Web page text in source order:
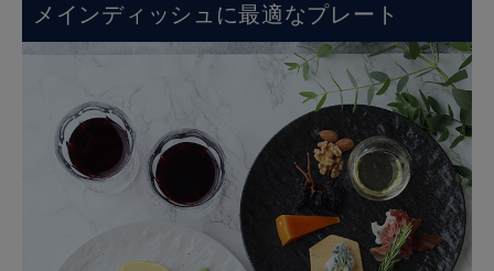
メインディッシュに最適なプレート